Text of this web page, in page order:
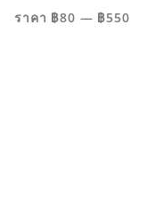
ราคา ฿80 — ฿550